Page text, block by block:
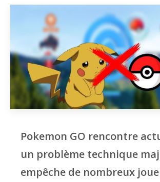
Pokemon GO rencontre
un problème technique
empêche de nombreux